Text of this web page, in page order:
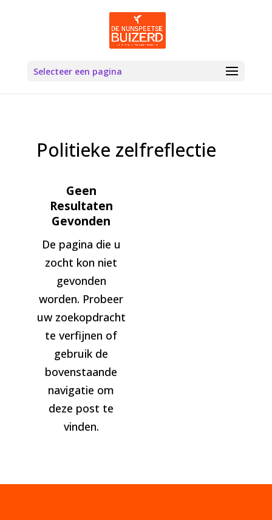
Selecteer een pagina
Politieke zelfreflectie
Geen
Resultaten
Gevonden
De pagina die u
zocht kon niet
gevonden
worden. Probeer
uw zoekopdracht
te verfijnen of
gebruik de
bovenstaande
navigatie om
deze post te
vinden.